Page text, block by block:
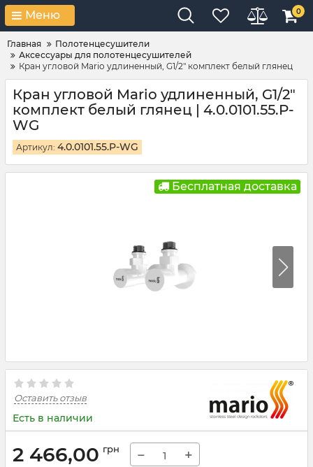
Меню 0
Главная
Полотенцесушители
Аксессуары для полотенцесушителей
Кран угловой Mario удлиненный, G1/2" комплект белый глянец
Кран угловой Mario удлиненный, G1/2"
комплект белый глянец | 4.0.0101.55.P-
WG
Артикул: 4.0.0101.55.P-WG
Бесплатная доставка
Оставить отзыв
Есть в наличии
2 466,00 грн − +